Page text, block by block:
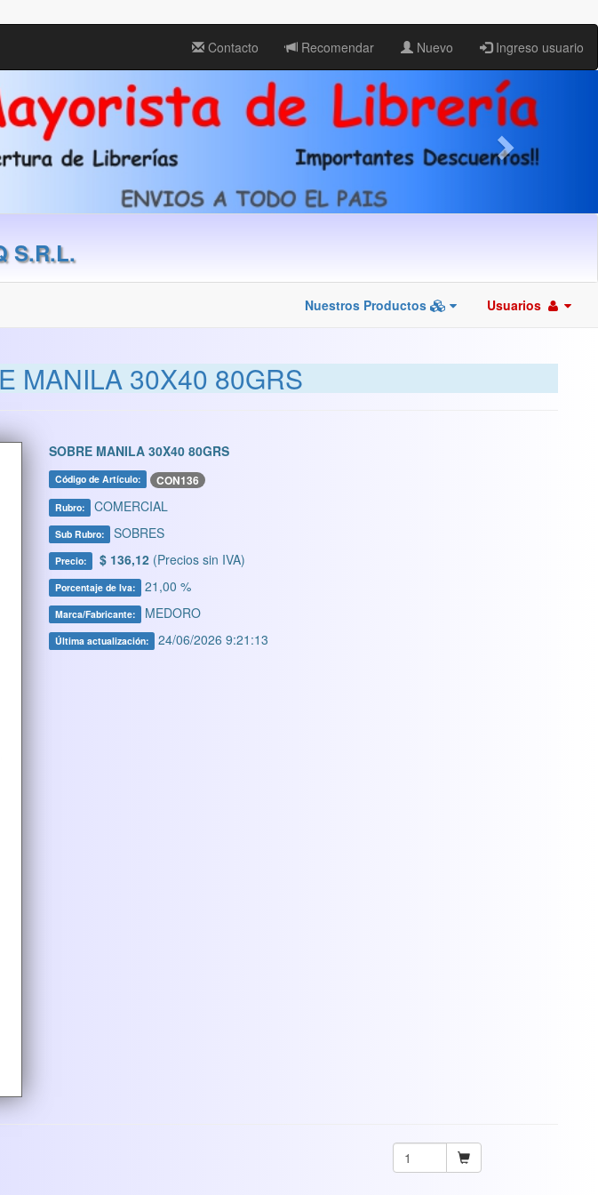
Contacto Recomendar Nuevo Ingreso usuario
S.R.L.
Nuestros Productos Usuarios
MANILA 30X40 80GRS
SOBRE MANILA 30X40 80GRS
Código de Artículo: CON136
Rubro: COMERCIAL
Sub Rubro: SOBRES
Precio: $ 136,12 (Precios sin IVA)
Porcentaje de Iva: 21,00 %
Marca/Fabricante: MEDORO
Última actualización: 24/06/2026 9:21:13